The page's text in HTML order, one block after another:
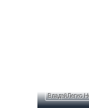
ВладейЛегко